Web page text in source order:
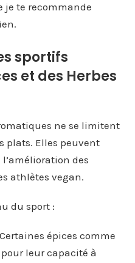
je te recommande
sportifs
et des Herbes
ne se limitent
plats. Elles peuvent
des
athlètes vegan.
du sport :
Certaines épices comme
leur capacité à